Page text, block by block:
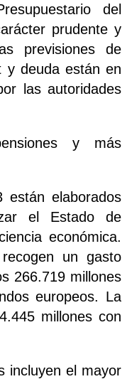
del
prudente y
previsiones de
y deuda están en
las autoridades
y más
están elaborados
el Estado de
económica.
un gasto
266.719 millones
europeos. La
millones con
incluyen el mayor